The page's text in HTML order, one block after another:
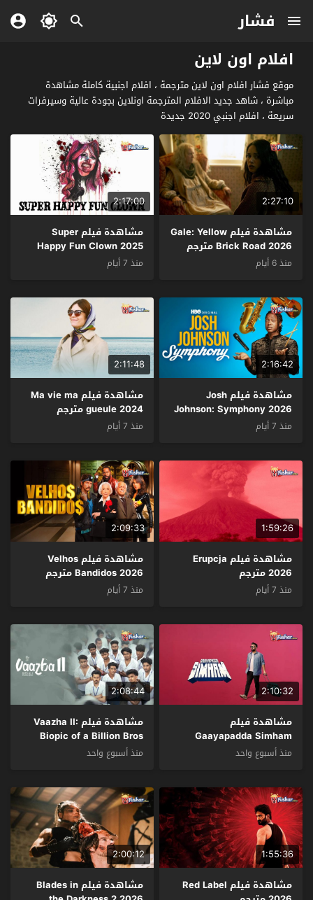
فشار
افلام اون لاين
موقع فشار افلام اون لاين مترجمة ، افلام اجنبية كاملة مشاهدة
مباشرة ، شاهد جديد الافلام المترجمة اونلاين بجودة عالية وسيرفرات
سريعة ، افلام اجنبي 2020 جديدة
2:27:10
مشاهدة فيلم Gale: Yellow
Brick Road 2026 مترجم
منذ 6 أيام
2:17:00
مشاهدة فيلم Super
Happy Fun Clown 2025
مترجم
منذ 7 أيام
2:16:42
مشاهدة فيلم Josh
Johnson: Symphony 2026
مترجم
منذ 7 أيام
2:11:48
مشاهدة فيلم Ma vie ma
gueule 2024 مترجم
منذ 7 أيام
1:59:26
مشاهدة فيلم Erupcja
2026 مترجم
منذ 7 أيام
2:09:33
مشاهدة فيلم Velhos
Bandidos 2026 مترجم
منذ 7 أيام
2:10:32
مشاهدة فيلم
Gaayapadda Simham
2026 مترجم
منذ أسبوع واحد
2:08:44
مشاهدة فيلم Vaazha II:
Biopic of a Billion Bros
2026 مترجم
منذ أسبوع واحد
1:55:36
مشاهدة فيلم Red Label
2:00:12
مشاهدة فيلم Blades in